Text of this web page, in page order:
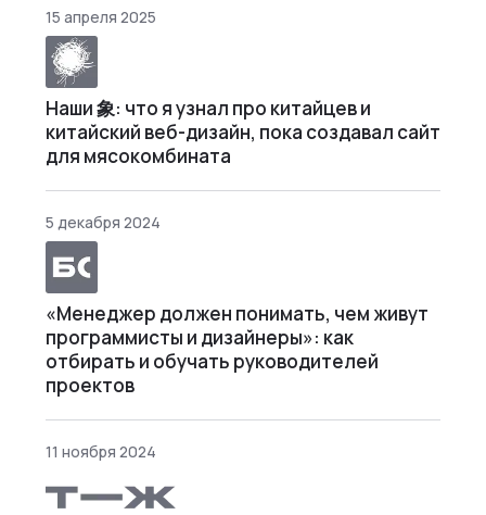
15 апреля 2025
Наши 象: что я узнал про китайцев и
китайский веб-дизайн, пока создавал сайт
для мясокомбината
5 декабря 2024
«Менеджер должен понимать, чем живут
программисты и дизайнеры»: как
отбирать и обучать руководителей
проектов
11 ноября 2024